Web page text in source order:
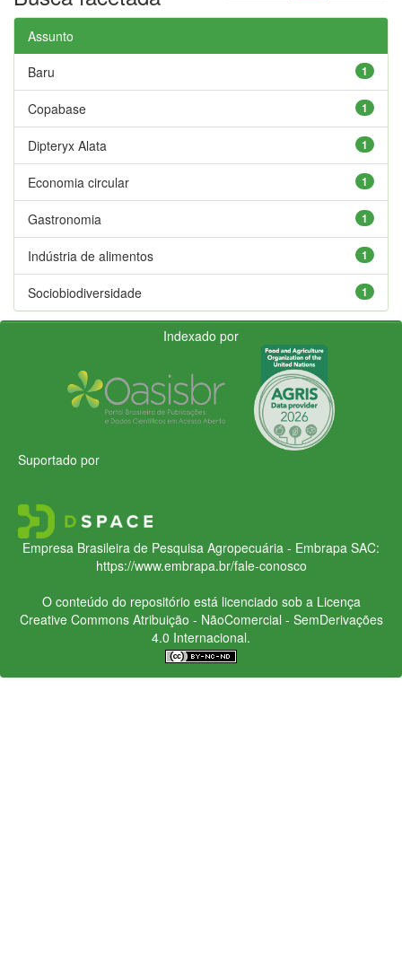
Assunto
1
Baru
1
Copabase
1
Dipteryx Alata
1
Economia circular
1
Gastronomia
1
Indústria de alimentos
1
Sociobiodiversidade
Indexado por
Suportado por
Empresa Brasileira de Pesquisa Agropecuária - Embrapa SAC:
https://www.embrapa.br/fale-conosco
O conteúdo do repositório está licenciado sob a Licença
Creative CommonsAtribuição - NãoComercial - SemDerivações
4.0 Internacional.